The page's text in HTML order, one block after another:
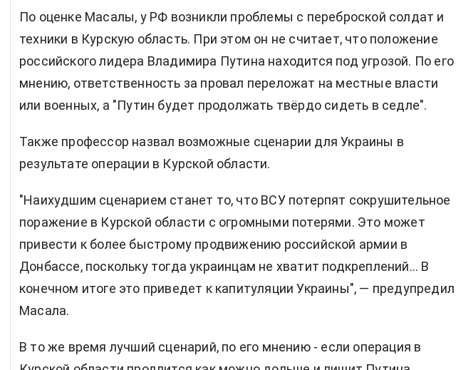
По оценке Масалы, у РФ возникли проблемы с переброской солдат и
техники в Курскую область. При этом он не считает, что положение
российского лидера Владимира Путина находится под угрозой. По его
мнению, ответственность за провал переложат на местные власти
или военных, а "Путин будет продолжать твёрдо сидеть в седле".
Также профессор назвал возможные сценарии для Украины в
результате операции в Курской области.
"Наихудшим сценарием станет то, что ВСУ потерпят сокрушительное
поражение в Курской области с огромными потерями. Это может
привести к более быстрому продвижению российской армии в
Донбассе, поскольку тогда украинцам не хватит подкреплений… В
конечном итоге это приведет к капитуляции Украины", — предупредил
Масала.
В то же время лучший сценарий, по его мнению - если операция в